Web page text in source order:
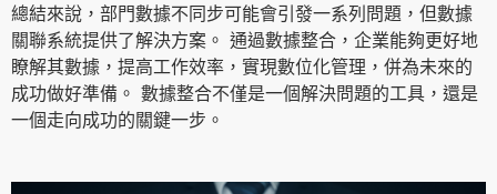
總結來說，部門數據不同步可能會引發一系列問題，但數據
關聯系統提供了解決方案。 通過數據整合，企業能夠更好地
瞭解其數據，提高工作效率，實現數位化管理，併為未來的
成功做好準備。 數據整合不僅是一個解決問題的工具，還是
一個走向成功的關鍵一步。